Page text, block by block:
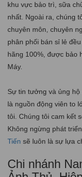
khu vực bảo trì, sữa
nhất. Ngoài ra, chúng
chuyên môn, chuyên
phân phối bán sỉ lẻ
hãng 100%, được bảo
Máy.
Sự tin tưởng và ủng
là nguồn động viên to
tôi. Chúng tôi cam kết
Không ngừng phát
Tiến sẽ luôn là sự lựa
Chi nhánh